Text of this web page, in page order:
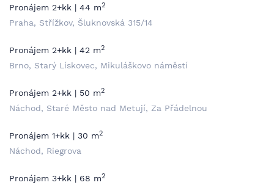
Pronájem 2+kk | 44 m2
Praha, Střížkov, Šluknovská 315/14
Pronájem 2+kk | 42 m2
Brno, Starý Lískovec, Mikuláškovo náměstí
Pronájem 2+kk | 50 m2
Náchod, Staré Město nad Metují, Za Přádelnou
Pronájem 1+kk | 30 m2
Náchod, Riegrova
Pronájem 3+kk | 68 m2